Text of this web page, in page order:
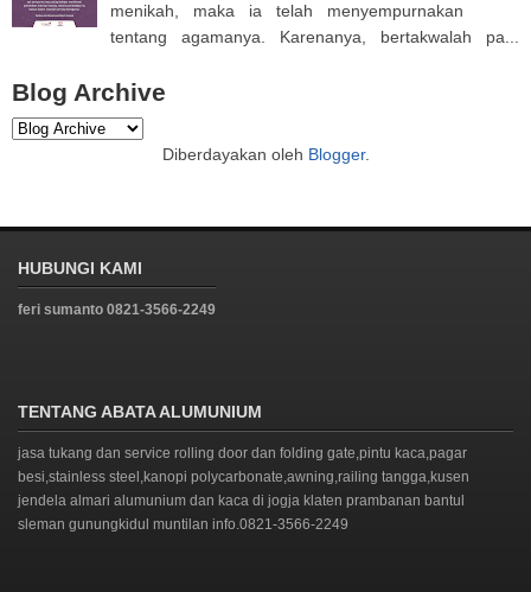
menikah, maka ia telah menyempurnakan
tentang agamanya. Karenanya, bertakwalah pa...
Blog Archive
Diberdayakan oleh Blogger.
HUBUNGI KAMI
feri sumanto 0821-3566-2249
TENTANG ABATA ALUMUNIUM
jasa tukang dan service rolling door dan folding gate,pintu kaca,pagar
besi,stainless steel,kanopi polycarbonate,awning,railing tangga,kusen
jendela almari alumunium dan kaca di jogja klaten prambanan bantul
sleman gunungkidul muntilan info.0821-3566-2249